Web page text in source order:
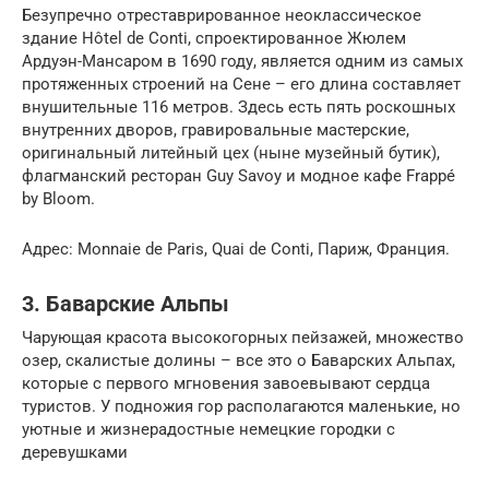
Безупречно отреставрированное неоклассическое
здание Hôtel de Conti, спроектированное Жюлем
Ардуэн-Мансаром в 1690 году, является одним из самых
протяженных строений на Сене – его длина составляет
внушительные 116 метров. Здесь есть пять роскошных
внутренних дворов, гравировальные мастерские,
оригинальный литейный цех (ныне музейный бутик),
флагманский ресторан Guy Savoy и модное кафе Frappé
by Bloom.
Адрес: Monnaie de Paris, Quai de Conti, Париж, Франция.
3. Баварские Альпы
Чарующая красота высокогорных пейзажей, множество
озер, скалистые долины – все это о Баварских Альпах,
которые с первого мгновения завоевывают сердца
туристов. У подножия гор располагаются маленькие, но
уютные и жизнерадостные немецкие городки с
деревушками